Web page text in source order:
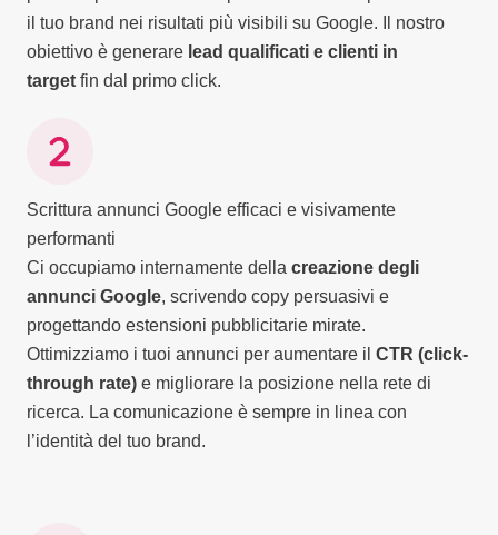
il tuo brand nei risultati più visibili su Google. Il nostro
obiettivo è generare lead qualificati e clienti in
target fin dal primo click.
Scrittura annunci Google efficaci e visivamente
performanti
Ci occupiamo internamente della creazione degli
annunci Google, scrivendo copy persuasivi e
progettando estensioni pubblicitarie mirate.
Ottimizziamo i tuoi annunci per aumentare il CTR (click-
through rate) e migliorare la posizione nella rete di
ricerca. La comunicazione è sempre in linea con
l’identità del tuo brand.